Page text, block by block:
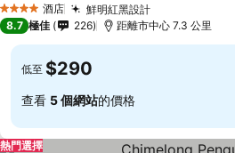
4 星級 酒店 鮮明紅黑設計
8.7 極佳 226 距離市中心 7.3 公里
低至 $290
查看 5 個網站的價格
熱門選擇